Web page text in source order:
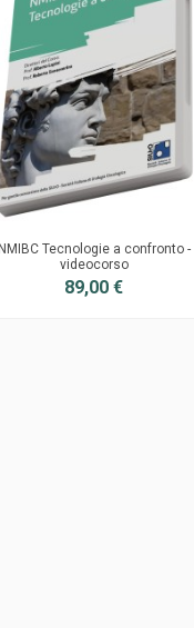
NMIBC Tecnologie a confronto -
videocorso
89,00 €